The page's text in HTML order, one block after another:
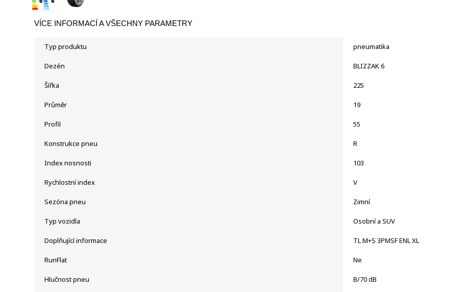
VÍCE INFORMACÍ A VŠECHNY PARAMETRY
Typ produktu pneumatika
Dezén BLIZZAK 6
Šířka 225
Průměr 19
Profil 55
Konstrukce pneu R
Index nosnosti 103
Rychlostní index V
Sezóna pneu Zimní
Typ vozidla Osobní a SUV
Doplňující informace TL M+S 3PMSF ENL XL
RunFlat Ne
Hlučnost pneu B/70 dB